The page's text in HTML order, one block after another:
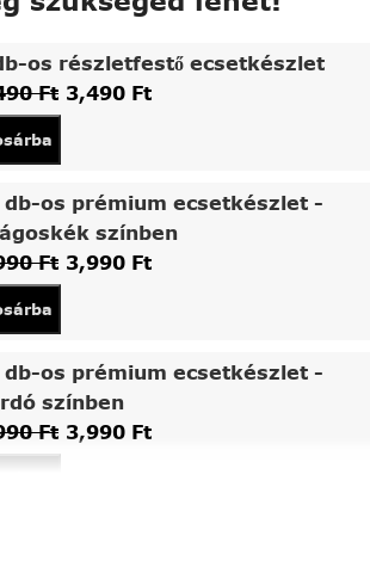
os részletfestő ecsetkészlet
Ft 3,490 Ft
db-os prémium ecsetkészlet -
színben
Ft 3,990 Ft
db-os prémium ecsetkészlet -
színben
Ft 3,990 Ft
fa festőállvány